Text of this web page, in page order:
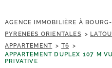
AGENCE IMMOBILIÈRE À
PYRENEES ORIENTALES
APPARTEMENT
T6
APPARTEMENT DUPLEX 107 M
PRIVATIVE
DE